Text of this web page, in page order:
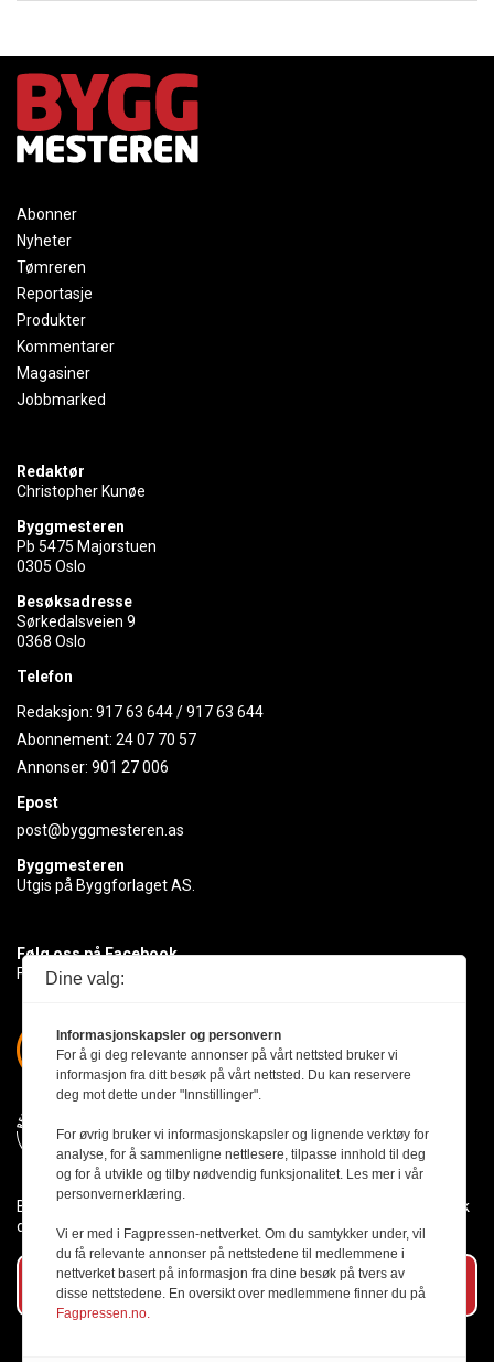
Abonner
Nyheter
Tømreren
Reportasje
Produkter
Kommentarer
Magasiner
Jobbmarked
Redaktør
Christopher Kunøe
Byggmesteren
Pb 5475 Majorstuen
0305 Oslo
Besøksadresse
Sørkedalsveien 9
0368 Oslo
Telefon
Redaksjon: 917 63 644/917 63 644
Abonnement: 24 07 70 57
Annonser: 901 27 006
Epost
post@byggmesteren.as
Byggmesteren
Utgis på Byggforlaget AS.
Følg oss på Facebook
Få med deg det siste innen byggebransjen
Byggmesteren følger Vær Varsom-plakaten og presseetikken slik
den er nedfelt i Redaktørplakaten.
Abonner på vårt nyhetsbrev
Dine valg:
Informasjonskapsler og personvern
For å gi deg relevante annonser på vårt nettsted bruker vi
informasjon fra ditt besøk på vårt nettsted. Du kan reservere
deg mot dette under "Innstillinger".
For øvrig bruker vi informasjonskapsler og lignende verktøy for
analyse, for å sammenligne nettlesere, tilpasse innhold til deg
og for å utvikle og tilby nødvendig funksjonalitet. Les mer i vår
personvernerklæring.
Vi er med i Fagpressen-nettverket. Om du samtykker under, vil
du få relevante annonser på nettstedene til medlemmene i
nettverket basert på informasjon fra dine besøk på tvers av
disse nettstedene. En oversikt over medlemmene finner du på
Fagpressen.no.